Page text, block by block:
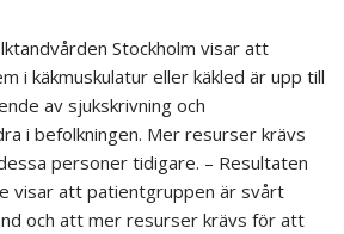
Stockholm visar att
i käkmuskulatur eller käkled är upp till
av sjukskrivning och
i befolkningen. Mer resurser krävs
personer tidigare. – Resultaten
visar att patientgruppen är svårt
och att mer resurser krävs för att